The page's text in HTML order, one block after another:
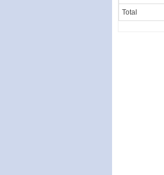
Total